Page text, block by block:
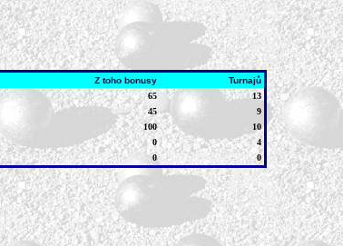
Z toho bonusy
Turnajů
65
13
45
9
100
10
0
4
0 0